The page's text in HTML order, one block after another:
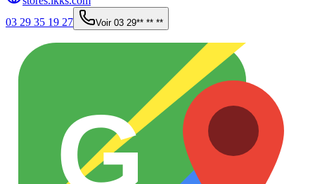
03 29 35 19 27
Voir 03 29** ** **
G